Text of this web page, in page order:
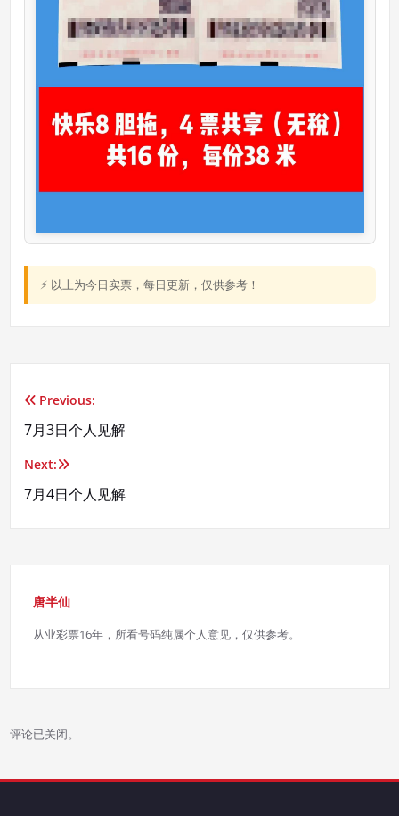
⚡ 以上为今日实票，每日更新，仅供参考！
文
章
导
Previous:
7月3日个人见解
Next:
7月4日个人见解
唐半仙
从业彩票16年，所看号码纯属个人意见，仅供参考。
评论已关闭。